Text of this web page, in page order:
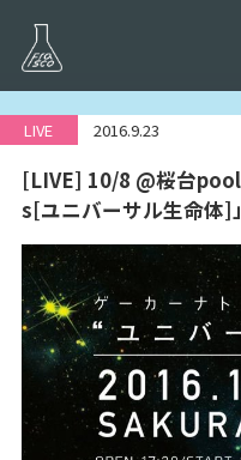
LIVE 2016.9.23
[LIVE] 10/8 @桜台
s[ユニバーサル生命体]」